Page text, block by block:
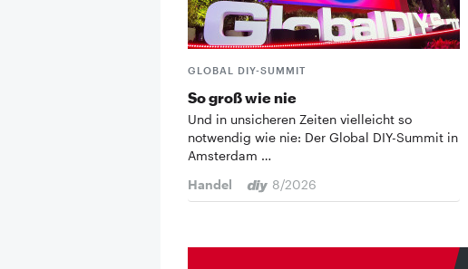
GLOBAL DIY-SUMMIT
So groß wie nie
Und in unsicheren Zeiten vielleicht so
notwendig wie nie: Der Global DIY-Summit in
Amsterdam …
Handel
8/2026